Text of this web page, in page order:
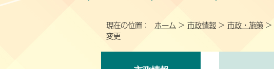
現在の位置： ホーム > 市政情報 > 市政・施策 >
変更